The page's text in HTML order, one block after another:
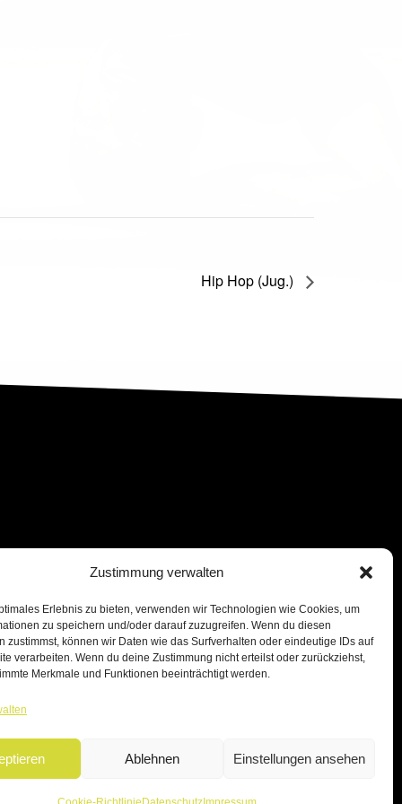
Zustimmung verwalten
Erlebnis zu bieten, verwenden wir Technologien wie Cookies, um
zu speichern und/oder darauf zuzugreifen. Wenn du diesen
zustimmst, können wir Daten wie das Surfverhalten oder eindeutige IDs auf
verarbeiten. Wenn du deine Zustimmung nicht erteilst oder zurückziehst,
Merkmale und Funktionen beeinträchtigt werden.
Ablehnen Einstellungen ansehen
Hip Hop (Jug.)